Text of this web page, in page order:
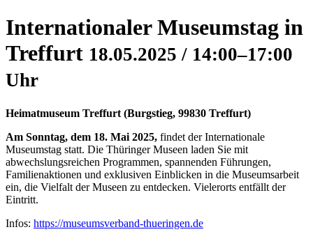
Internationaler Museumstag in
Treffurt 18.05.2025 / 14:00–17:00
Uhr
Heimatmuseum Treffurt (Burgstieg, 99830 Treffurt)
Am Sonntag, dem 18. Mai 2025, findet der Internationale
Museumstag statt. Die Thüringer Museen laden Sie mit
abwechslungsreichen Programmen, spannenden Führungen,
Familienaktionen und exklusiven Einblicken in die Museumsarbeit
ein, die Vielfalt der Museen zu entdecken. Vielerorts entfällt der
Eintritt.
Infos: https://museumsverband-thueringen.de